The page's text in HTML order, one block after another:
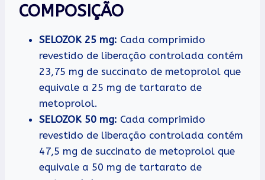
COMPOSIÇÃO
SELOZOK 25 mg: Cada comprimido
revestido de liberação controlada contém
23,75 mg de succinato de metoprolol que
equivale a 25 mg de tartarato de
metoprolol.
SELOZOK 50 mg: Cada comprimido
revestido de liberação controlada contém
47,5 mg de succinato de metoprolol que
equivale a 50 mg de tartarato de